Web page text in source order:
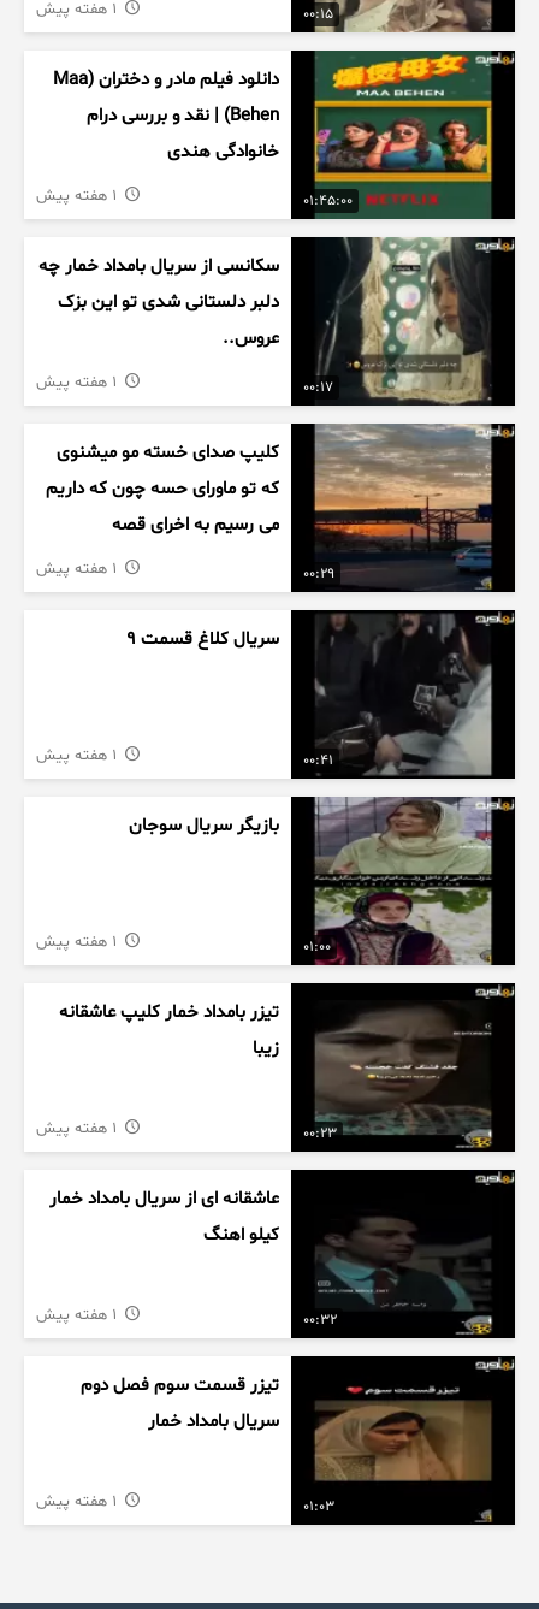
00:15
01:45:00
دانلود فیلم مادر و دختران (Maa
Behen) | نقد و بررسی درام
خانوادگی هندی
00:17
سکانسی از سریال بامداد خمار چه
دلبر دلستانی شدی تو این بزک
عروس..
00:29
کلیپ صدای خسته مو میشنوی
که تو ماورای حسه چون که داریم
می رسیم به اخرای قصه
00:41
سریال کلاغ قسمت 9
01:00
بازیگر سریال سوجان
00:23
تیزر بامداد خمار کلیپ عاشقانه
زیبا
00:32
عاشقانه ای از سریال بامداد خمار
کیلو اهنگ
01:03
تیزر قسمت سوم فصل دوم
سریال بامداد خمار